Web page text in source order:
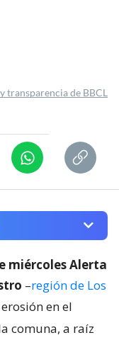
transparencia de BBCL
miércoles Alerta
–región de Los
en el
comuna, a raíz